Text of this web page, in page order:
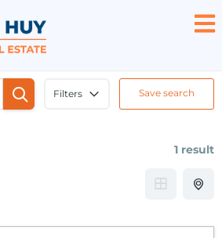
Filters Save search
1 result